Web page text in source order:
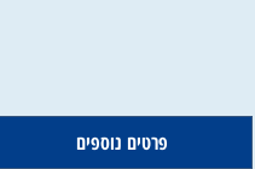
פרטים נוספים